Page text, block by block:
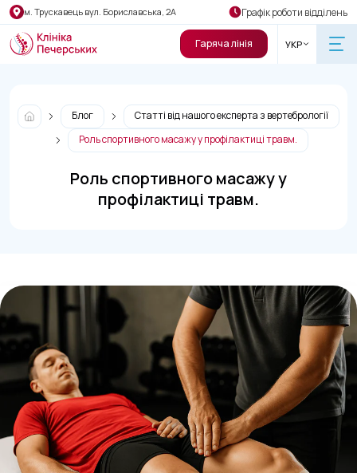
м. Трускавець вул. Бориславська, 2А Графік роботи відділень
Гаряча лінія УКР
Блог
Статті від нашого експерта з вертебрології
Роль спортивного масажу у профілактиці травм.
Роль спортивного масажу у
профілактиці травм.